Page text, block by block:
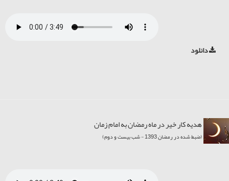
دانلود
هدیه کار خیر در ماه رمضان به امام زمان
(ضبط شده در رمضان 1393 - شب بیست و دوم)